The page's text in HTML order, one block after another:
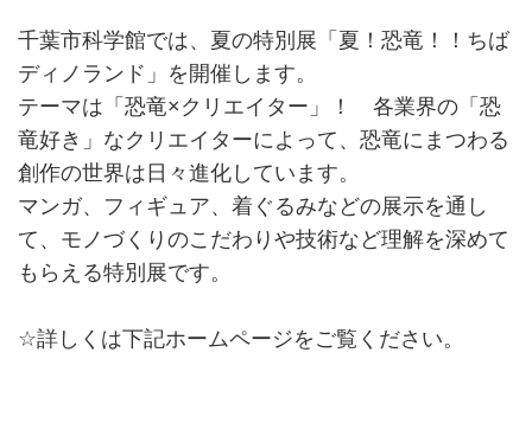
千葉市科学館では、夏の特別展「夏！恐竜！！ちば
ディノランド」を開催します。
テーマは「恐竜×クリエイター」！ 各業界の「恐
竜好き」なクリエイターによって、恐竜にまつわる
創作の世界は日々進化しています。
マンガ、フィギュア、着ぐるみなどの展示を通し
て、モノづくりのこだわりや技術など理解を深めて
もらえる特別展です。
☆詳しくは下記ホームページをご覧ください。